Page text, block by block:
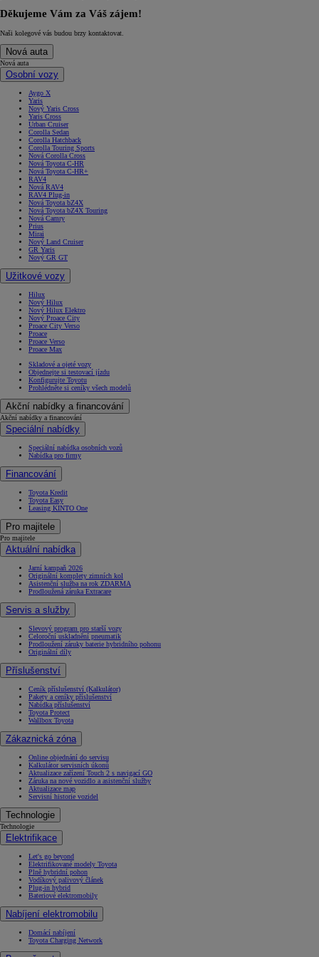
Děkujeme Vám za Váš zájem!
Naši kolegové vás budou brzy kontaktovat.
Nová auta
Nová auta
Osobní vozy
Aygo X
Yaris
Nový Yaris Cross
Yaris Cross
Urban Cruiser
Corolla Sedan
Corolla Hatchback
Corolla Touring Sports
Nová Corolla Cross
Nová Toyota C-HR
Nová Toyota C-HR+
RAV4
Nová RAV4
RAV4 Plug-in
Nová Toyota bZ4X
Nová Toyota bZ4X Touring
Nová Camry
Prius
Mirai
Nový Land Cruiser
GR Yaris
Nový GR GT
Užitkové vozy
Hilux
Nový Hilux
Nový Hilux Elektro
Nový Proace City
Proace City Verso
Proace
Proace Verso
Proace Max
Skladové a ojeté vozy
Objednejte si testovací jízdu
Konfigurujte Toyotu
Prohlédněte si ceníky všech modelů
Akční nabídky a financování
Akční nabídky a financování
Speciální nabídky
Speciální nabídka osobních vozů
Nabídka pro firmy
Financování
Toyota Kredit
Toyota Easy
Leasing KINTO One
Pro majitele
Pro majitele
Aktuální nabídka
Jarní kampaň 2026
Originální komplety zimních kol
Asistenční služba na rok ZDARMA
Prodloužená záruka Extracare
Servis a služby
Slevový program pro starší vozy
Celoroční uskladnění pneumatik
Prodloužení záruky baterie hybridního pohonu
Originální díly
Příslušenství
Ceník příslušenství (Kalkulátor)
Pakety a ceníky příslušenství
Nabídka příslušenství
Toyota Protect
Wallbox Toyota
Zákaznická zóna
Online objednání do servisu
Kalkulátor servisních úkonů
Aktualizace zařízení Touch 2 s navigací GO
Záruka na nové vozidlo a asistenční služby
Aktualizace map
Servisní historie vozidel
Technologie
Technologie
Elektrifikace
Let's go beyond
Elektrifikované modely Toyota
Plně hybridní pohon
Vodíkový palivový článek
Plug-in hybrid
Bateriové elektromobily
Nabíjení elektromobilu
Domácí nabíjení
Toyota Charging Network